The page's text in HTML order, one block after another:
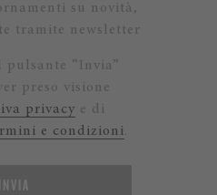
su novità,
tramite newsletter
pulsante “Invia”
preso visione
privacy e di
e condizioni.
INVIA